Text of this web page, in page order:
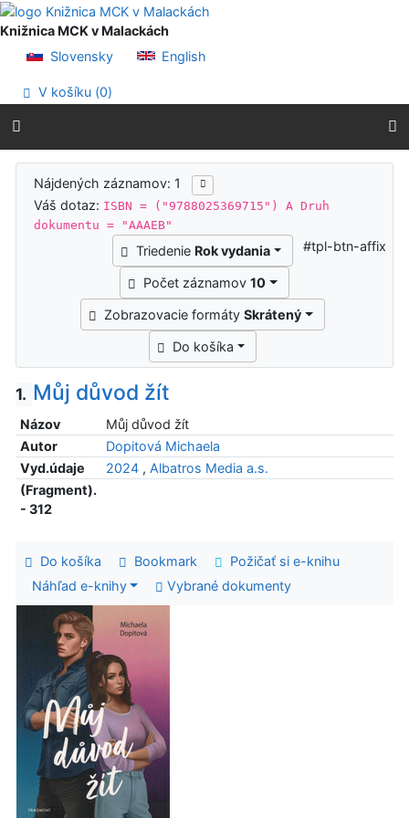
Prejsť na obsah
Prejsť na menu
Knižnica MCK v Malackách
Slovensky
English
V košíku (0)
Výsledky vyhľadávania
Nájdených záznamov: 1
Váš dotaz: ISBN = ("9788025369715") A Druh
dokumentu = "AAAEB"
Triedenie Rok vydania
Počet záznamov10
Zobrazovacie formátySkrátený
Do košíka
#tpl-btn-affix
1. Můj důvod žít
Názov
Můj důvod žít
Autor
Dopitová Michaela
Vyd.údaje
2024, Albatros Media a.s.
(Fragment).
- 312
Do košíka Bookmark
Požičať si e-knihu
Náhľad e-knihy
Vybrané dokumenty